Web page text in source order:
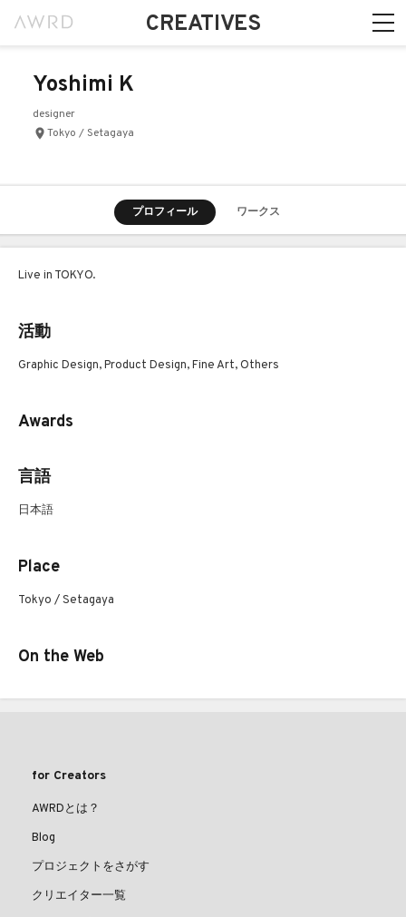
CREATIVES
Yoshimi K
designer
Tokyo / Setagaya
プロフィール ワークス
Live in TOKYO.
活動
Graphic Design, Product Design, Fine Art, Others
Awards
言語
日本語
Place
Tokyo / Setagaya
On the Web
for Creators
AWRDとは？
Blog
プロジェクトをさがす
クリエイター一覧